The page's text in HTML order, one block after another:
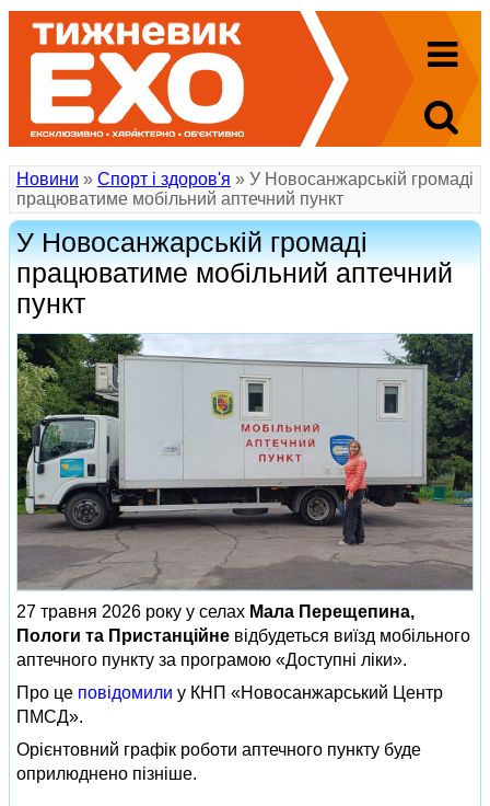
Новини » Спорт і здоров'я » У Новосанжарській громаді
працюватиме мобільний аптечний пункт
У Новосанжарській громаді
працюватиме мобільний аптечний
пункт
27 травня 2026 року у селах Мала Перещепина,
Пологи та Пристанційне відбудеться виїзд мобільного
аптечного пункту за програмою «Доступні ліки».
Про це повідомили у КНП «Новосанжарський Центр
ПМСД».
Орієнтовний графік роботи аптечного пункту буде
оприлюднено пізніше.